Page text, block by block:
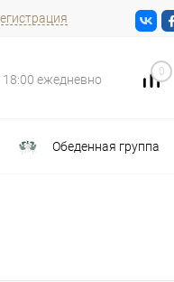
18:00 ежедневно
0
Обеденная группа